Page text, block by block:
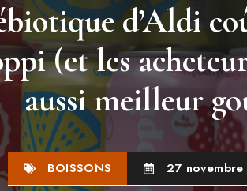
d’Aldi
(et les
aussi meilleur
BOISSONS 27